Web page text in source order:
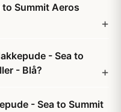
Summit Aeros
- Sea to
- Blå?
- Sea to Summit